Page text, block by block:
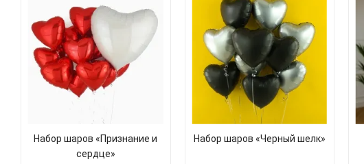
Набор шаров «Признание и
сердце»
Набор шаров «Черный шелк»